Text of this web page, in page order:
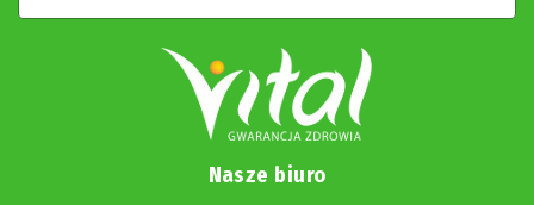
Nasze biuro